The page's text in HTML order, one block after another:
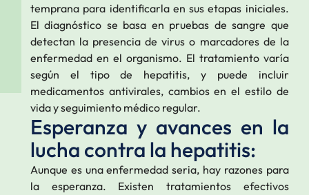
temprana para identificarla en sus etapas iniciales.
El diagnóstico se basa en pruebas de sangre que
detectan la presencia de virus o marcadores de la
enfermedad en el organismo. El tratamiento varía
según el tipo de hepatitis, y puede incluir
medicamentos antivirales, cambios en el estilo de
vida y seguimiento médico regular.
Esperanza y avances en la
lucha contra la hepatitis:
Aunque es una enfermedad seria, hay razones para
la esperanza. Existen tratamientos efectivos